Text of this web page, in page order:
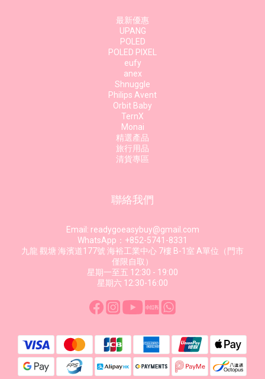
最新優惠
UPANG
POLED
POLED PIXEL
eufy
anex
Shnuggle
Philips Avent
Orbit Baby
TernX
Monai
精選產品
旅行用品
清貨專區
聯絡我們
Email: readygoeasybuy@gmail.com
WhatsApp：+852-5741-8331
九龍 觀塘 海濱道177號 海裕工業中心 7樓 B-1室 A單位（門市
僅限自取）
星期一至五 12:30 - 19:00
星期六 12:30-16:00